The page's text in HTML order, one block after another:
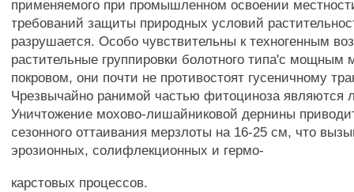
применяемого при промышленном освоении
требований защиты природных условий
разрушается. Особо чувствительны к техногенным
растительные группировки болотного типа'с мощным
покровом, они почти не противостоят гусеничному
Чрезвычайно ранимой частью фитоциноза являются
Уничтожение мохово-лишайниковой дернины
сезонного оттаивания мерзлоты на 16-25 см, что
эрозионных, солифлекционных и гермо-
карстовых процессов.